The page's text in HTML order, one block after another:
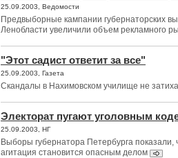
25.09.2003, Ведомости
Предвыборные кампании губернаторских
Ленобласти увеличили объем рекламного
"Этот садист ответит за все"
25.09.2003, Газета
Скандалы в Нахимовском училище не
Электорат пугают уголовным
25.09.2003, НГ
Выборы губернатора Петербурга показали,
агитация становится опасным делом